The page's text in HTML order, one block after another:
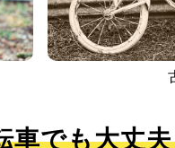
車でも大丈